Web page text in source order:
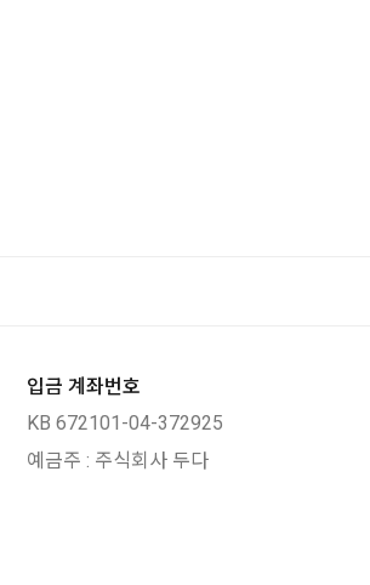
입금 계좌번호
KB 672101-04-372925
예금주 : 주식회사 두다